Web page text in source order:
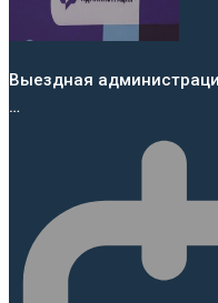
Выездная
…